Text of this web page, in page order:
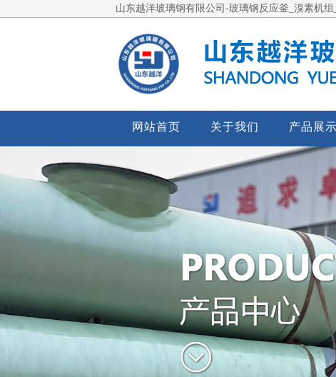
山东越洋玻璃钢有限公司-玻璃钢反应釜_溴素机
网站首页 关于我们 产品展示